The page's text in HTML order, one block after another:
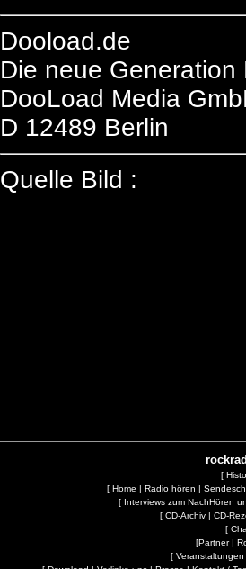
Dooload.de
Die neue Generation
DooLoad Media
D 12489 Berlin
Quelle Bild :
[
[ Home | Radio hören |
[ Interviews zum NachHören
[ CD-Archiv| CD-
[
[Partner|
[ Veranstaltungen